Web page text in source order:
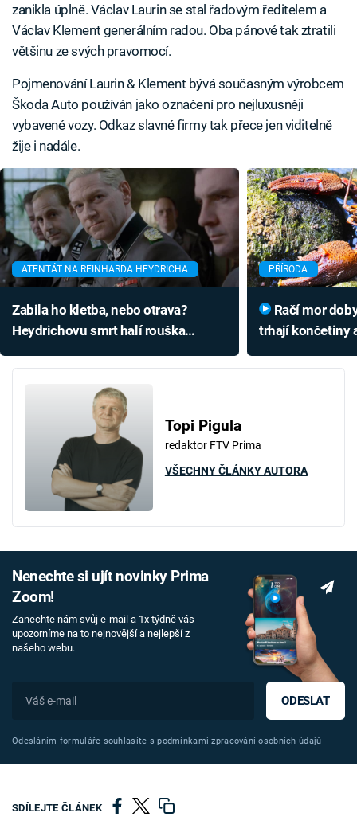
zanikla úplně. Václav Laurin se stal řadovým ředitelem a
Václav Klement generálním radou. Oba pánové tak ztratili
většinu ze svých pravomocí.
Pojmenování Laurin & Klement bývá současným výrobcem
Škoda Auto používán jako označení pro nejluxusněji
vybavené vozy. Odkaz slavné firmy tak přece jen viditelně
žije i nadále.
ATENTÁT NA REINHARDA HEYDRICHA
Zabila ho kletba, nebo otrava?
Heydrichovu smrt halí rouška
PŘÍRODA
trhají končetiny
Topi Pigula
redaktor FTV Prima
VŠECHNY ČLÁNKY AUTORA
Nenechte si ujít novinky Prima
Zoom!
Zanechte nám svůj e-mail a 1x týdně vás
upozorníme na to nejnovější a nejlepší z
našeho webu.
ODESLAT
Odesláním formuláře souhlasíte spodmínkami zpracování osobních údajů
SDÍLEJTE ČLÁNEK